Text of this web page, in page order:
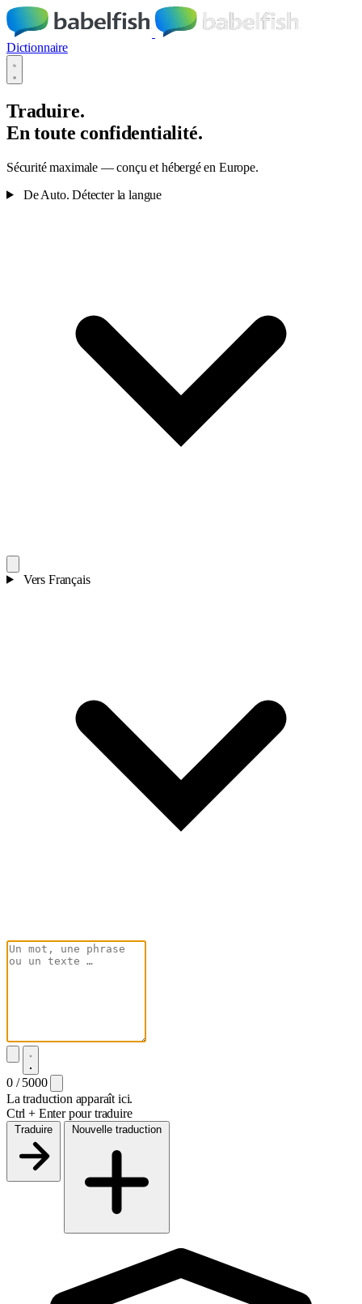
Dictionnaire
Traduire.
En toute confidentialité.
Sécurité maximale — conçu et hébergé en Europe.
De Auto. Détecter la langue
Vers Français
0 / 5000
La traduction apparaît ici.
Ctrl + Enter pour traduire
Traduire Nouvelle traduction